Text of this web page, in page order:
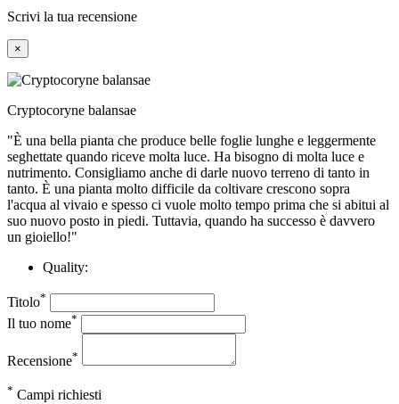
Scrivi la tua recensione
×
Cryptocoryne balansae
"È una bella pianta che produce belle foglie lunghe e leggermente
seghettate quando riceve molta luce. Ha bisogno di molta luce e
nutrimento. Consigliamo anche di darle nuovo terreno di tanto in
tanto. È una pianta molto difficile da coltivare crescono sopra
l'acqua al vivaio e spesso ci vuole molto tempo prima che si abitui al
suo nuovo posto in piedi. Tuttavia, quando ha successo è davvero
un gioiello!"
Quality:
Titolo*
Il tuo nome*
Recensione*
* Campi richiesti